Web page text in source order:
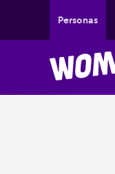
Personas